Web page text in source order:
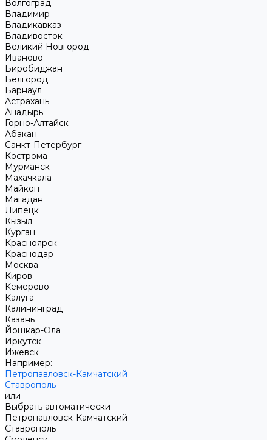
Волгоград
Владимир
Владикавказ
Владивосток
Великий Новгород
Иваново
Биробиджан
Белгород
Барнаул
Астрахань
Анадырь
Горно-Алтайск
Абакан
Санкт-Петербург
Кострома
Мурманск
Махачкала
Майкоп
Магадан
Липецк
Кызыл
Курган
Красноярск
Краснодар
Москва
Киров
Кемерово
Калуга
Калининград
Казань
Йошкар-Ола
Иркутск
Ижевск
Например:
Петропавловск-Камчатский
Ставрополь
или
Выбрать автоматически
Петропавловск-Камчатский
Ставрополь